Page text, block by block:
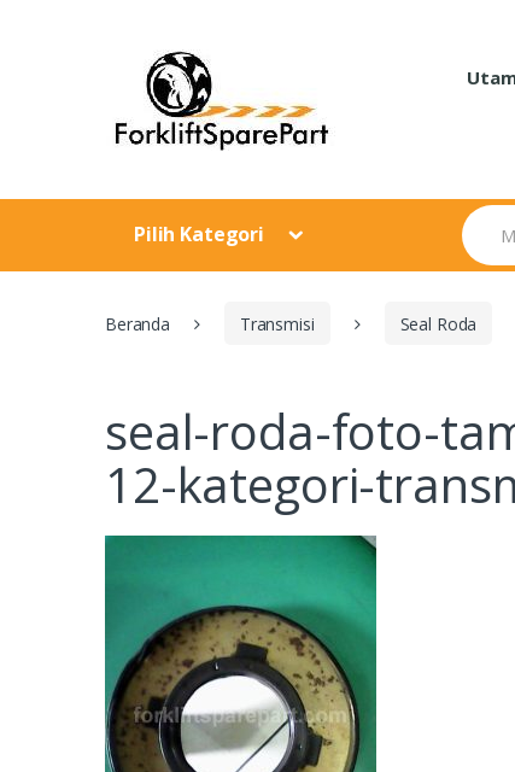
Pilih Kategori
Search
for:
Beranda Transmisi Seal Roda
seal-roda-foto-
12-kategori-